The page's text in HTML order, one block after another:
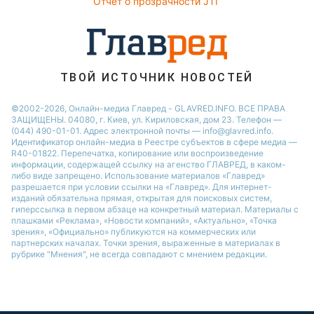
ТВОЙ ИСТОЧНИК НОВОСТЕЙ
©2002-2026, Онлайн-медиа Главред - GLAVRED.INFO. ВСЕ ПРАВА
ЗАЩИЩЕНЫ. 04080, г. Киев, ул. Кириловская, дом 23. Телефон —
(044) 490-01-01. Адрес электронной почты — info@glavred.info.
Идентификатор онлайн-медиа в Реестре cубъектов в сфере медиа —
R40-01822. Перепечатка, копирование или воспроизведение
информации, содержащей ссылку на агенство ГЛАВРЕД, в каком-
либо виде запрещено. Использование материалов «Главред»
разрешается при условии ссылки на «Главред». Для интернет-
изданий обязательна прямая, открытая для поисковых систем,
гиперссылка в первом абзаце на конкретный материал. Материалы с
плашками «Реклама», «Новости компаний», «Актуально», «Точка
зрения», «Официально» публикуются на коммерческих или
партнерских началах. Точки зрения, выраженные в материалах в
рубрике "Мнения", не всегда совпадают с мнением редакции.